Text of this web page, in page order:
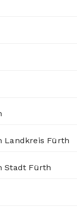
Landkreis Fürth
Stadt Fürth